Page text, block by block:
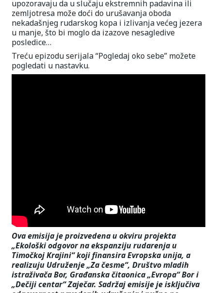
upozoravaju da u slučaju ekstremnih padavina ili
zemljotresa može doći do urušavanja oboda
nekadašnjeg rudarskog kopa i izlivanja većeg jezera
u manje, što bi moglo da izazove nesagledive
posledice…
Treću epizodu serijala “Pogledaj oko sebe” možete
pogledati u nastavku.
Ova emisija je proizvedena u okviru projekta
„Ekološki odgovor na ekspanziju rudarenja u
Timočkoj Krajini“ koji finansira Evropska unija, a
realizuju Udruženje „Za česme“, Društvo mladih
istraživača Bor, Građanska čitaonica „Evropa“ Bor i
„Dečiji centar“ Zaječar. Sadržaj emisije je isključiva